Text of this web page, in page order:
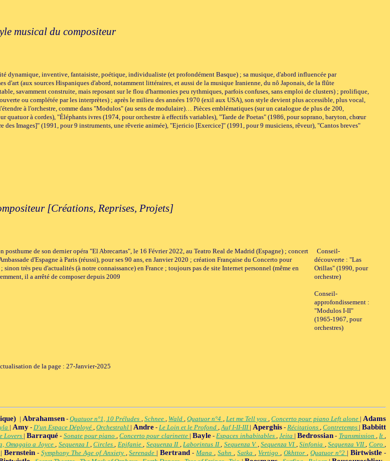
musical du compositeur
dynamique, inventive, fantaisiste, poétique, individualiste (et profondément Basque) ; sa musique, d'abord influencée par
d'art (aux sources Hispaniques d'abord, notamment littéraires, et aussi de la musique Iranienne, du nô Japonais, de la flûte
savamment construite, mais reposant sur le flou d'harmonies peu rythmiques, parfois confuses, sans emploi de clusters) ; prolifique,
ou complétée par les interprètes) ; après le milieu des années 1970 (exil aux USA), son style devient plus accessible, plus vocal,
à l'orchestre, comme dans "Modulos" (au sens de modulaire)… Pièces emblématiques (sur un catalogue de plus de 200,
à cordes), "Éléphants ivres (1974, pour orchestre à effectifs variables), "Tarde de Poetas" (1986, pour soprano, baryton, chœur
Images]" (1991, pour 9 instruments, une rêverie animée), "Ejericio [Exercice]" (1991, pour 9 musiciens, rêveur), "Cantos breves"
[Créations, Reprises, Projets]
de son dernier opéra "El Abrecartas", le 16 Février 2022, au Teatro Real de Madrid (Espagne) ; concert
d'Espagne à Paris (réussi), pour ses 90 ans, en Janvier 2020 ; création Française du Concerto pour
très peu d'actualités (à notre connaissance) en France ; toujours pas de site Internet personnel (même en
il a arrêté de composer depuis 2009
Conseil-
découverte : "Las
Orillas" (1990, pour
orchestre)
Conseil-
approfondissement :
"Modulos I-II"
(1965-1967, pour
orchestres)
de la page : 27-Janvier-2025
| Abrahamsen- Quatuor n°1, 10 Préludes , Schnee , Wald,Quatuor n°4 , Let me Tell you,Concerto pour piano Left alone |Adams
| Amy- D'un Espace Déployé , Orchestrahl | Andre- Le Loin et le Profond ,Auf I-II-III |Aperghis -Récitations,Contretemps |Babbitt
Lovers |Barraqué - Sonate pour piano,Concerto pour clarinette |Bayle -Espaces inhabitables , Jeita |Bedrossian - Transmission ,It,
Omaggio a Joyce, Sequenza I , Circles, Epifanie, Sequenza II ,Laborintus II, Sequenza V ,Sequenza VI ,Sinfonia ,Sequenza VII, Coro,
| Bernstein- Symphony The Age of Anxiety ,Serenade |Bertrand -Mana,Sahn,Satka,Vertigo,Okhttor,Quatuor n°2 |Birtwistle -